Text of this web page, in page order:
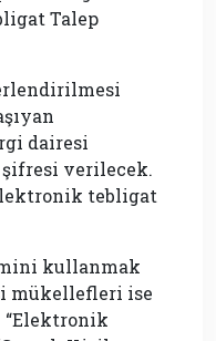
Talep
dairesi
şifresi verilecek.
tebligat
kullanmak
mükellefleri ise
“Elektronik